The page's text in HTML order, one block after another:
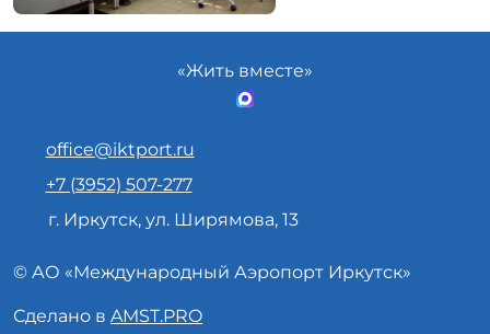
«Жить вместе»
office@iktport.ru
+7 (3952) 507-277
г. Иркутск, ул. Ширямова, 13
© АО «Международный Аэропорт Иркутск»
Сделано в AMST.PRO